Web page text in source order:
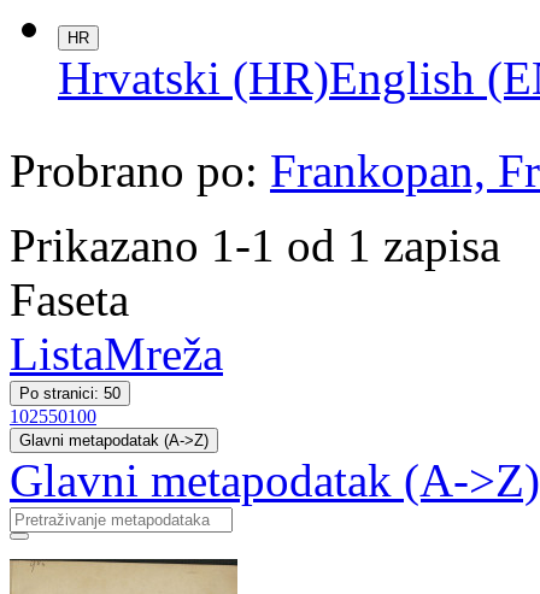
HR
Hrvatski (HR)English
Probrano po: Frankopan,
Prikazano 1-1 od 1 zapisa
Faseta
ListaMreža
Po stranici: 50
102550100
Glavni metapodatak (A->Z)
Glavni metapodatak (A->Z)